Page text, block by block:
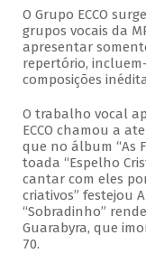
O Grupo ECCO
grupos vocais da
apresentar
repertório,
composições
O trabalho vocal
ECCO chamou a
que no álbum “As
toada “Espelho
cantar com eles
criativos” festejou
“Sobradinho”
Guarabyra, que
70.